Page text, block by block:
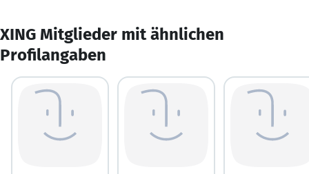
XING Mitglieder mit ähnlichen
Profilangaben